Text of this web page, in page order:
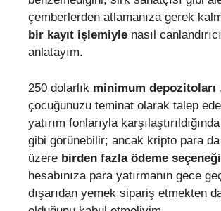
çemberlerden atlamanıza gerek
bir kayıt işlemiyle nasıl
anlatayım.
250 dolarlık minimum depozitoları
çocuğunuzu teminat olarak talep
yatırım fonlarıyla
gibi görünebilir; ancak kripto para
üzere birden fazla ödeme seçeneği
hesabınıza para yatırmanın gece
dışarıdan yemek sipariş etmekten